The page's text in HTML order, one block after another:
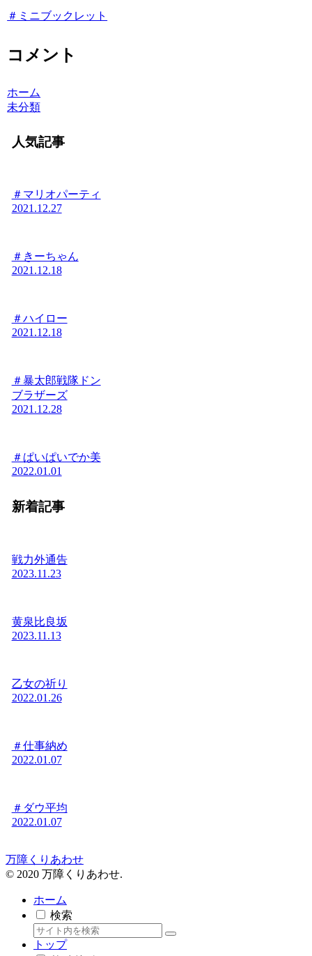
＃ミニブックレット
コメント
ホーム
未分類
人気記事
＃マリオパーティ
2021.12.27
＃きーちゃん
2021.12.18
＃ハイロー
2021.12.18
＃暴太郎戦隊ドン
ブラザーズ
2021.12.28
＃ぱいぱいでか美
2022.01.01
新着記事
戦力外通告
2023.11.23
黄泉比良坂
2023.11.13
乙女の祈り
2022.01.26
＃仕事納め
2022.01.07
＃ダウ平均
2022.01.07
万障くりあわせ
© 2020 万障くりあわせ.
ホーム
検索
トップ